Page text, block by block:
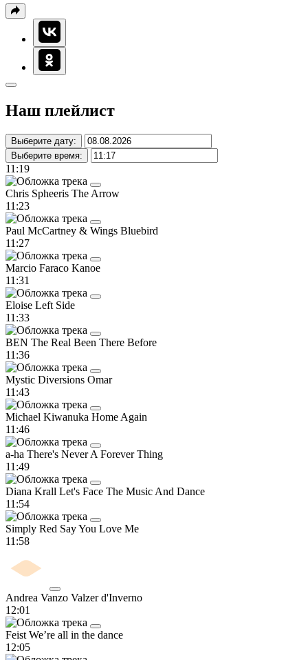
Наш плейлист
Выберите дату:
Выберите время:
11:19
Chris Spheeris The Arrow
11:23
Paul McCartney & Wings Bluebird
11:27
Marcio Faraco Kanoe
11:31
Eloise Left Side
11:33
BEN The Real Been There Before
11:36
Mystic Diversions Omar
11:43
Michael Kiwanuka Home Again
11:46
a-ha There's Never A Forever Thing
11:49
Diana Krall Let's Face The Music And Dance
11:54
Simply Red Say You Love Me
11:58
Andrea Vanzo Valzer d'Inverno
12:01
Feist We’re all in the dance
12:05